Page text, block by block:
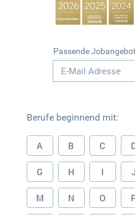
Passende
Berufe beginnend mit:
A B C
G H I
M N O